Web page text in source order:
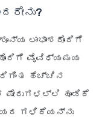
ಲಾಭಾಂಶದೊಂದಿಗೆ
ವೈವಿಧ್ಯಮಯ
ಹೆಚ್ಚಿನ
ಷೇರುಗಳಲ್ಲಿ ಹೂಡಿಕೆ
ಗಳಿಕೆಯನ್ನು